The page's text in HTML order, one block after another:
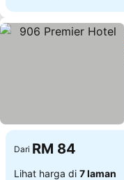
Dari RM 84
Lihat harga di 7 laman